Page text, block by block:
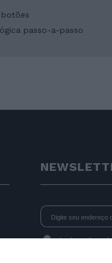
passo-a-passo
I declare that I